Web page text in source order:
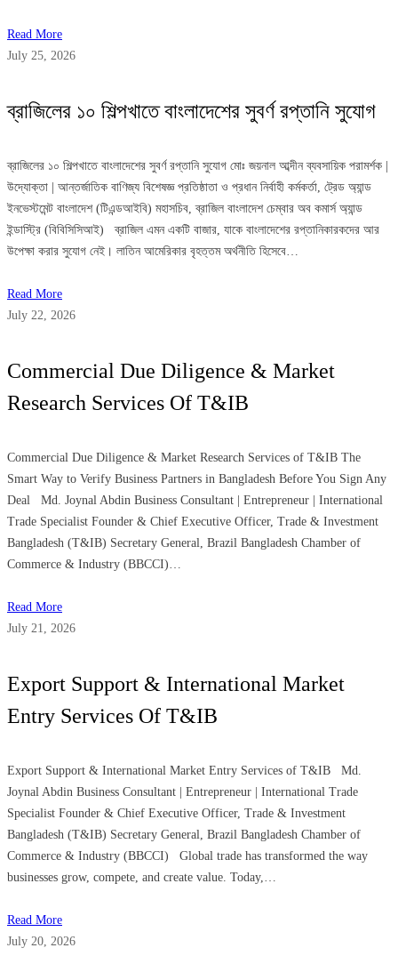
Read More
July 25, 2026
ব্রাজিলের ১০ শিল্পখাতে বাংলাদেশের সুবর্ণ রপ্তানি সুযোগ
ব্রাজিলের ১০ শিল্পখাতে বাংলাদেশের সুবর্ণ রপ্তানি সুযোগ মোঃ জয়নাল আব্দীন ব্যবসায়িক পরামর্শক |
উদ্যোক্তা | আন্তর্জাতিক বাণিজ্য বিশেষজ্ঞ প্রতিষ্ঠাতা ও প্রধান নির্বাহী কর্মকর্তা, ট্রেড অ্যান্ড
ইনভেস্টমেন্ট বাংলাদেশ (টিএন্ডআইবি) মহাসচিব, ব্রাজিল বাংলাদেশ চেম্বার অব কমার্স অ্যান্ড
ইন্ডাস্ট্রি (বিবিসিসিআই) ব্রাজিল এমন একটি বাজার, যাকে বাংলাদেশের রপ্তানিকারকদের আর
উপেক্ষা করার সুযোগ নেই। লাতিন আমেরিকার বৃহত্তম অর্থনীতি হিসেবে…
Read More
July 22, 2026
Commercial Due Diligence & Market
Research Services Of T&IB
Commercial Due Diligence & Market Research Services of T&IB The
Smart Way to Verify Business Partners in Bangladesh Before You Sign Any
Deal Md. Joynal Abdin Business Consultant | Entrepreneur | International
Trade Specialist Founder & Chief Executive Officer, Trade & Investment
Bangladesh (T&IB) Secretary General, Brazil Bangladesh Chamber of
Commerce & Industry (BBCCI)…
Read More
July 21, 2026
Export Support & International Market
Entry Services Of T&IB
Export Support & International Market Entry Services of T&IB Md.
Joynal Abdin Business Consultant | Entrepreneur | International Trade
Specialist Founder & Chief Executive Officer, Trade & Investment
Bangladesh (T&IB) Secretary General, Brazil Bangladesh Chamber of
Commerce & Industry (BBCCI) Global trade has transformed the way
businesses grow, compete, and create value. Today,…
Read More
July 20, 2026